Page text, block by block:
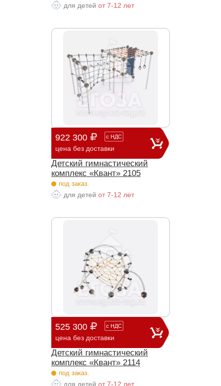
для детей от 7-12 лет
922 300 с НДС
цена без доставки
Детский гимнастический
комплекс «Квант» 2105
под заказ.
для детей от 7-12 лет
525 300 с НДС
цена без доставки
Детский гимнастический
комплекс «Квант» 2114
под заказ.
для детей от 7-12 лет